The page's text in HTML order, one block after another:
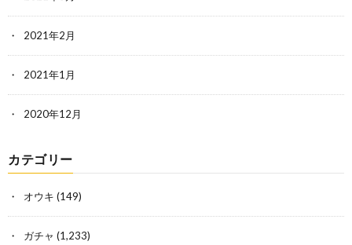
2021年2月
2021年1月
2020年12月
カテゴリー
オウキ (149)
ガチャ (1,233)